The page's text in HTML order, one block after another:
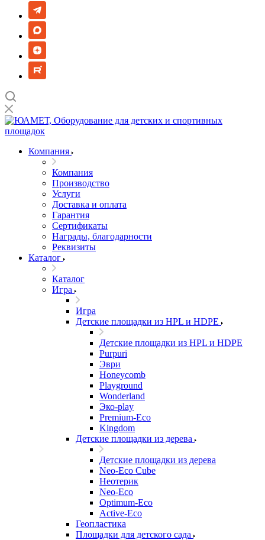
Компания
Компания
Производство
Услуги
Доставка и оплата
Гарантия
Сертификаты
Награды, благодарности
Реквизиты
Каталог
Каталог
Игра
Игра
Детские площадки из HPL и HDPE
Детские площадки из HPL и HDPE
Purpuri
Эври
Honeycomb
Playground
Wonderland
Эко-play
Premium-Eco
Kingdom
Детские площадки из дерева
Детские площадки из дерева
Neo-Eco Cube
Неотерик
Neo-Eco
Оptimum-Еco
Active-Eco
Геопластика
Площадки для детского сада